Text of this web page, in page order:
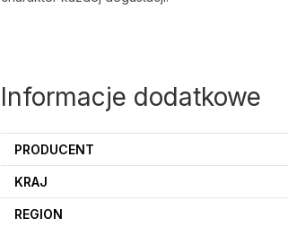
Informacje dodatkowe
PRODUCENT
KRAJ
REGION